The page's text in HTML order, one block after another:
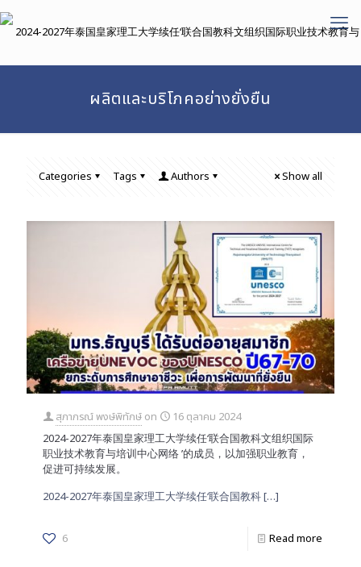
ผลิตและบริโภคอย่างยั่งยืน
Categories Tags Authors Show all
สุภาภรณ์ พงษ์พิทักษ์ on
16 ตุลาคม 2024
2024-2027年泰国皇家理工大学续任‘联合国教科文组织国际
职业技术教育与培训中心网络 ’的成员，以加强职业教育，
促进可持续发展。
2024-2027年泰国皇家理工大学续任‘联合国教科[…]
6 Read more